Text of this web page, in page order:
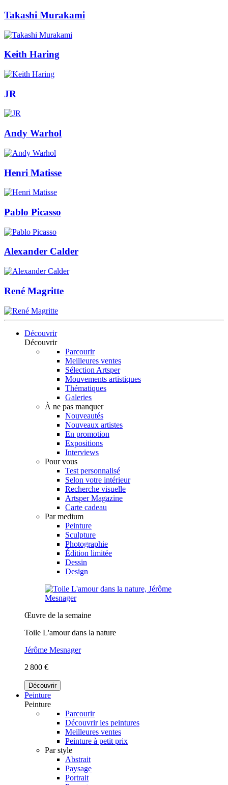
Takashi Murakami
Keith Haring
JR
Andy Warhol
Henri Matisse
Pablo Picasso
Alexander Calder
René Magritte
Découvrir
Découvrir
Parcourir
Meilleures ventes
Sélection Artsper
Mouvements artistiques
Thématiques
Galeries
À ne pas manquer
Nouveautés
Nouveaux artistes
En promotion
Expositions
Interviews
Pour vous
Test personnalisé
Selon votre intérieur
Recherche visuelle
Artsper Magazine
Carte cadeau
Par medium
Peinture
Sculpture
Photographie
Édition limitée
Dessin
Design
Œuvre de la semaine
Toile L'amour dans la nature
Jérôme Mesnager
2 800 €
Découvrir
Peinture
Peinture
Parcourir
Découvrir les peintures
Meilleures ventes
Peinture à petit prix
Par style
Abstrait
Paysage
Portrait